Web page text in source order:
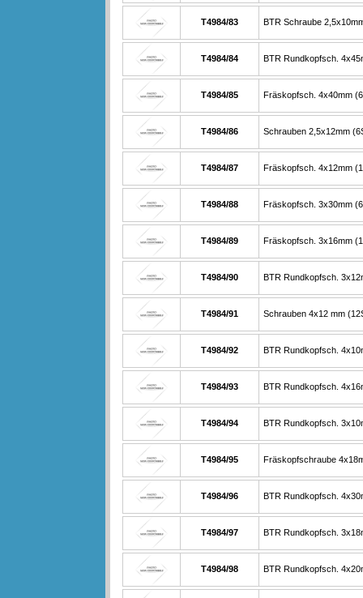
T4984/83 BTR Schraube
T4984/84 BTR Rundkopfsch.
T4984/85 Fräskopfsch. 4x40mm
T4984/86 Schrauben 2,5x12mm
T4984/87 Fräskopfsch. 4x12mm
T4984/88 Fräskopfsch. 3x30mm
T4984/89 Fräskopfsch. 3x16mm
T4984/90 BTR Rundkopfsch.
T4984/91 Schrauben 4x12 mm
T4984/92 BTR Rundkopfsch.
T4984/93 BTR Rundkopfsch.
T4984/94 BTR Rundkopfsch.
T4984/95 Fräskopfschraube
T4984/96 BTR Rundkopfsch.
T4984/97 BTR Rundkopfsch.
T4984/98 BTR Rundkopfsch.